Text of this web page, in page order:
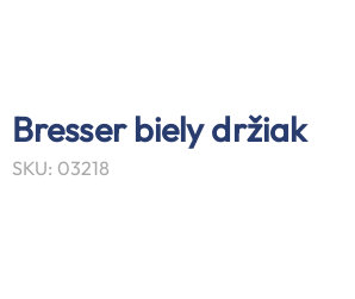
Bresser biely držiak
SKU: 03218